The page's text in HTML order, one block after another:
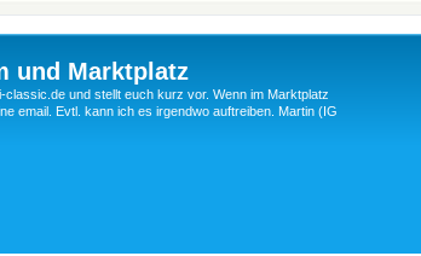
und Marktplatz
und stellt euch kurz vor. Wenn im Marktplatz
email. Evtl. kann ich es irgendwo auftreiben. Martin (IG